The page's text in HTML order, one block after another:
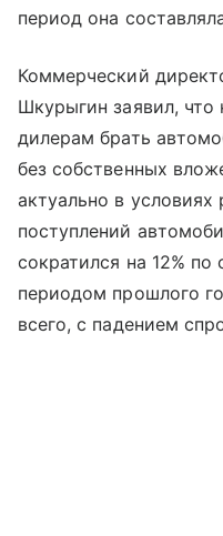
период она
Коммерческий
Шкурыгин заявил, что
дилерам брать
без собственных
актуально в
поступлений
сократился на 12%
периодом прошлого
всего, с падением